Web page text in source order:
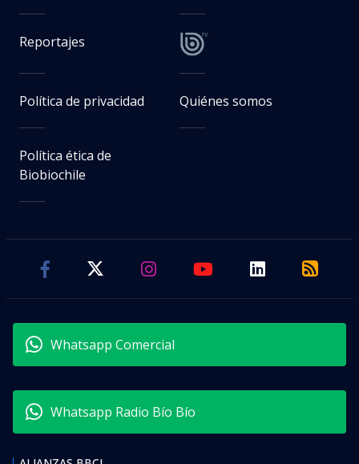
Reportajes
Política de privacidad Quiénes somos
Política ética de
Biobiochile
Whatsapp Comercial
Whatsapp Radio Bío Bío